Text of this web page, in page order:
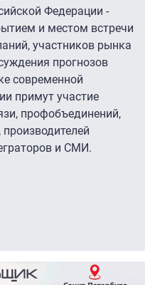
Федерации -
и местом встречи
участников рынка
прогнозов
современной
примут участие
профобъединений,
и СМИ.